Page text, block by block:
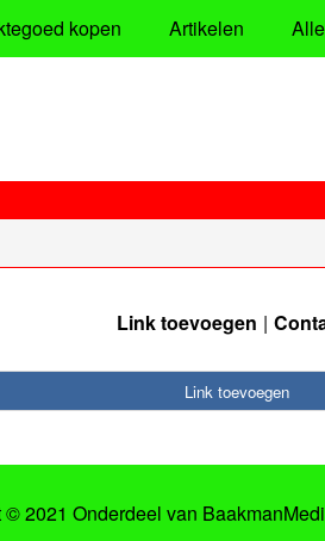
kopen Artikelen
Link toevoegen
Link toevoegen
© 2021 Onderdeel van